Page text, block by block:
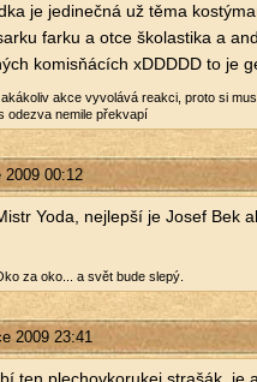
je je­di­neč­ná už těma
farku a otce ško­las­ti­ka a
komisňácích xD­D­D­DD to je
akce vy­vo­lá­vá re­ak­ci, proto si
ode­zva ne­mi­le pře­kva­pí
00:12
Yoda, nej­lep­ší je Josef Bek
za oko... a svět bude slepý.
2009 23:41